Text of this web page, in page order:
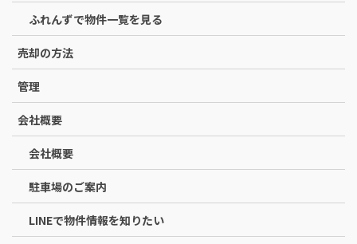
ふれんずで物件一覧を見る
売却の方法
管理
会社概要
会社概要
駐車場のご案内
LINEで物件情報を知りたい